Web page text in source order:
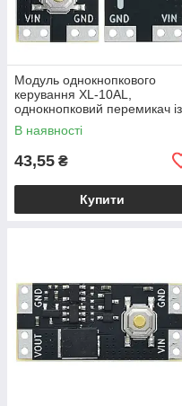
Модуль однокнопкового
керування XL-10AL,
однокнопковий перемикач із
фіксацією, 5В 10А,
енергоефективний
В наявності
43,55 ₴
Купити